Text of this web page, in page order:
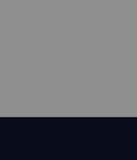
du
beaucoup parlé